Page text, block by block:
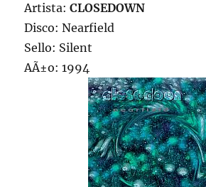
Artista:CLOSEDOWN
Disco: Nearfield
Sello: Silent
AÃ±o: 1994